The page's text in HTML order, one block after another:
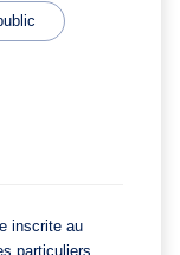
inscrite au
particuliers,